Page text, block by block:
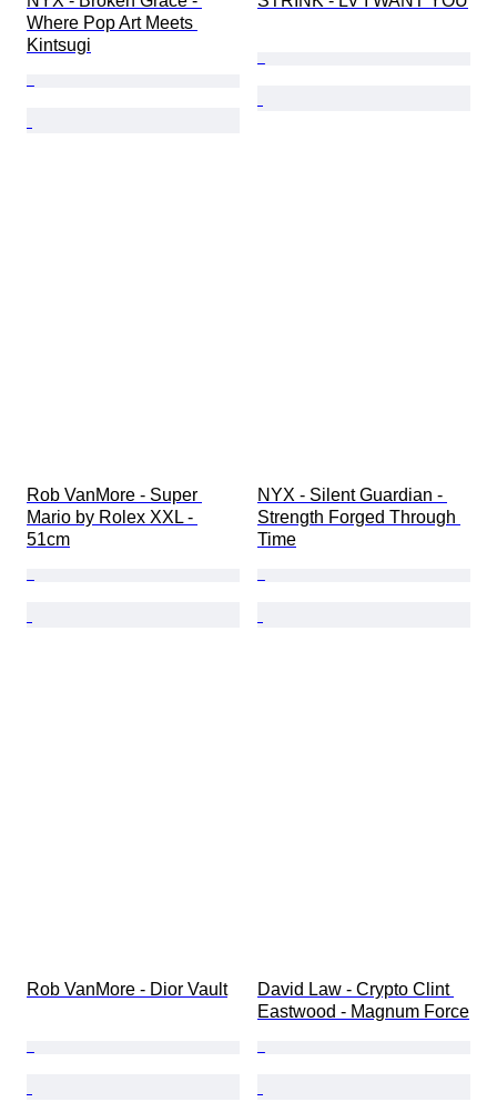
Where Pop Art Meets
Kintsugi
Rob VanMore - Super
Mario by Rolex XXL -
51cm
NYX - Silent Guardian -
Strength Forged Through
Time
Rob VanMore - Dior Vault
David Law - Crypto Clint
Eastwood - Magnum Force